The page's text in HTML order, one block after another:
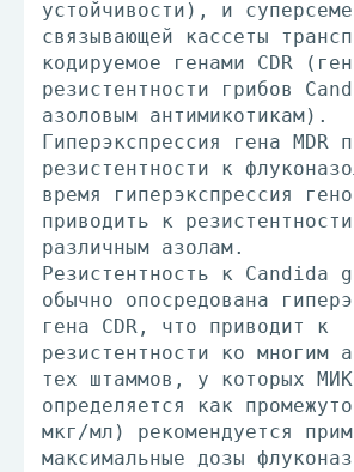
устойчивости), и
связывающей кассеты
кодируемое генами CDR
резистентности грибов
азоловым антимикотикам).
Гиперэкспрессия гена MDR
резистентности к
время гиперэкспрессия
приводить к
различным азолам.
Резистентность к Candida
обычно опосредована
гена CDR, что приводит к
резистентности ко многим
тех штаммов, у которых МИК
определяется как
мкг/мл) рекомендуется
максимальные дозы